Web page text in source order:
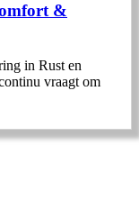
&
in Rust en
vraagt om